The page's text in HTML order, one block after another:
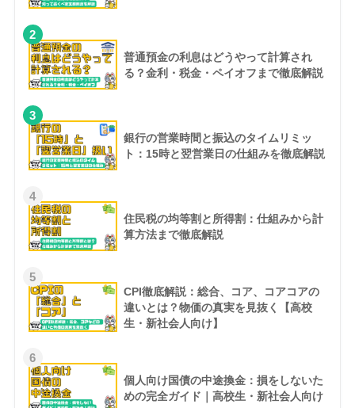
2
普通預金の利息はどうやって計算され
る？金利・税金・ペイオフまで徹底解説
3
銀行の営業時間と振込のタイムリミッ
ト：15時と翌営業日の仕組みを徹底解説
4
住民税の均等割と所得割：仕組みから計
算方法まで徹底解説
5
CPI徹底解説：総合、コア、コアコアの
違いとは？物価の真実を見抜く【高校
生・新社会人向け】
6
個人向け国債の中途換金：損をしないた
めの完全ガイド｜高校生・新社会人向け